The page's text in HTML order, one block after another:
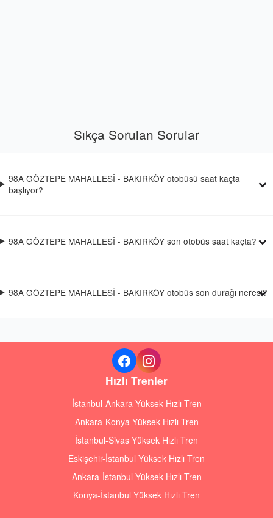
Sıkça Sorulan Sorular
98A GÖZTEPE MAHALLESİ - BAKIRKÖY otobüsü saat kaçta
başlıyor?
98A GÖZTEPE MAHALLESİ - BAKIRKÖY son otobüs saat kaçta?
98A GÖZTEPE MAHALLESİ - BAKIRKÖY otobüs son durağı neresi?
Hızlı Trenler
İstanbul-Ankara Yüksek Hızlı Tren
Ankara-Konya Yüksek Hızlı Tren
İstanbul-Sivas Yüksek Hızlı Tren
Eskişehir-İstanbul Yüksek Hızlı Tren
Ankara-İstanbul Yüksek Hızlı Tren
Konya-İstanbul Yüksek Hızlı Tren